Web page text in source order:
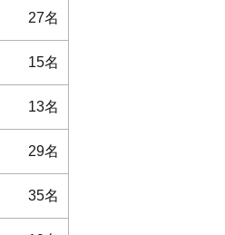
27名
15名
13名
29名
35名